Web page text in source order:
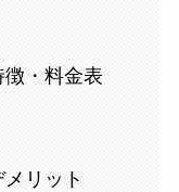
・料金表
リット